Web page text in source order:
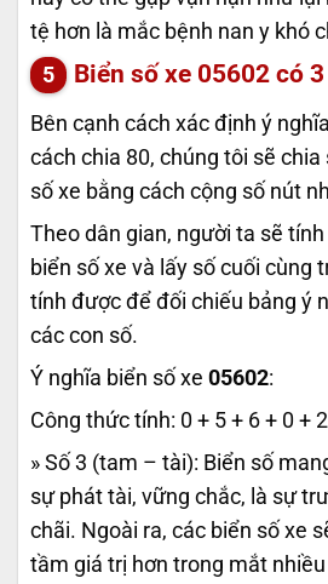
tệ hơn là mắc bệnh nan y khó
Biển số xe 05602 có
Bên cạnh cách xác định ý
cách chia 80, chúng tôi sẽ chia
số xe bằng cách cộng số nút
Theo dân gian, người ta sẽ
biển số xe và lấy số cuối cùng
tính được để đối chiếu bảng ý
các con số.
Ý nghĩa biển số xe 05602:
Công thức tính: 0 + 5 + 6 + 0 +
» Số 3 (tam – tài): Biển số
sự phát tài, vững chắc, là sự
chãi. Ngoài ra, các biển số xe
tầm giá trị hơn trong mắt